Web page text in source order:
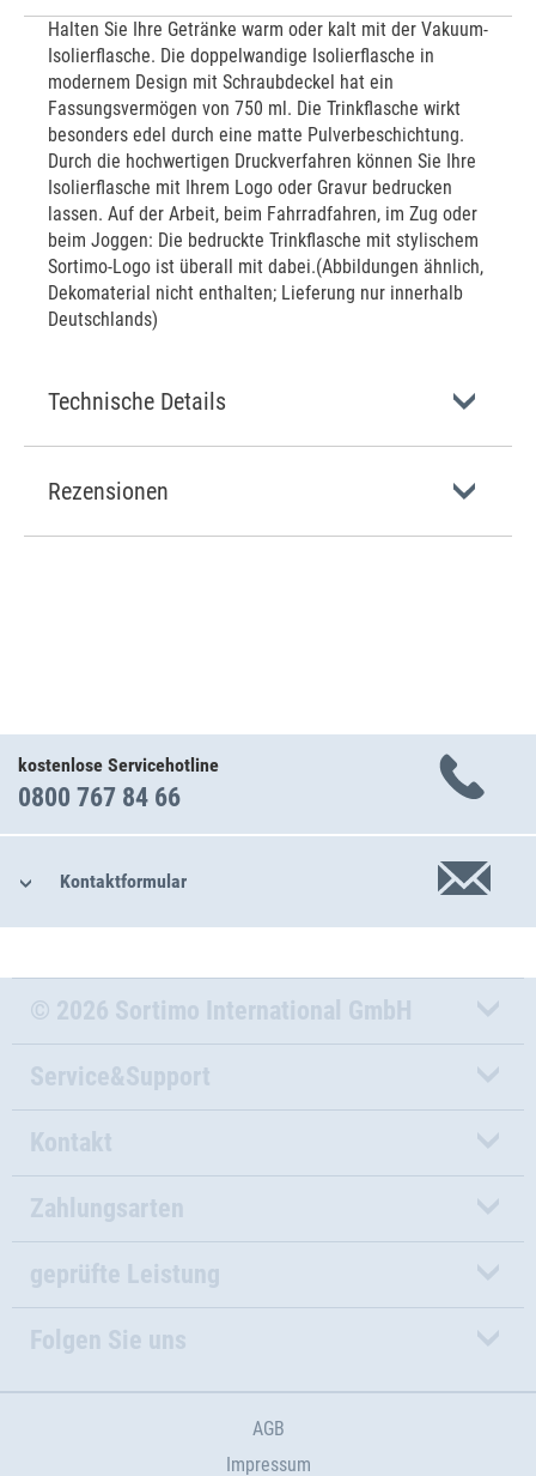
Halten Sie Ihre Getränke warm oder kalt mit der Vakuum-
Isolierflasche. Die doppelwandige Isolierflasche in
modernem Design mit Schraubdeckel hat ein
Fassungsvermögen von 750 ml. Die Trinkflasche wirkt
besonders edel durch eine matte Pulverbeschichtung.
Durch die hochwertigen Druckverfahren können Sie Ihre
Isolierflasche mit Ihrem Logo oder Gravur bedrucken
lassen. Auf der Arbeit, beim Fahrradfahren, im Zug oder
beim Joggen: Die bedruckte Trinkflasche mit stylischem
Sortimo-Logo ist überall mit dabei.(Abbildungen ähnlich,
Dekomaterial nicht enthalten; Lieferung nur innerhalb
Deutschlands)
Technische Details
Rezensionen
kostenlose Servicehotline
0800 767 84 66
Kontaktformular
© 2026 Sortimo International GmbH
Service&Support
Kontakt
Zahlungsarten
geprüfte Leistung
Folgen Sie uns
AGB
Impressum